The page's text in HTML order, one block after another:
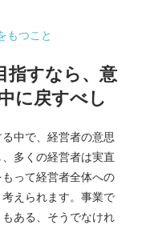
もつこと
指すなら、意
に戻すべし
中で、経営者の意思
多くの経営者は実直
って経営者全体への
えられます。事業で
ある、そうでなけれ